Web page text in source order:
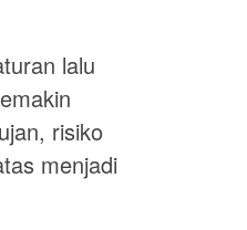
lalu
risiko
menjadi